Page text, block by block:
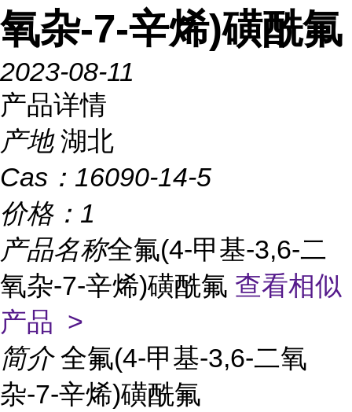
氧杂-7-辛烯)磺酰氟
2023-08-11
产品详情
产地 湖北
Cas： 16090-14-5
价格： 1
产品名称全氟(4-甲基-3,6-二
氧杂-7-辛烯)磺酰氟 查看相似
产品 >
简介 全氟(4-甲基-3,6-二氧
杂-7-辛烯)磺酰氟